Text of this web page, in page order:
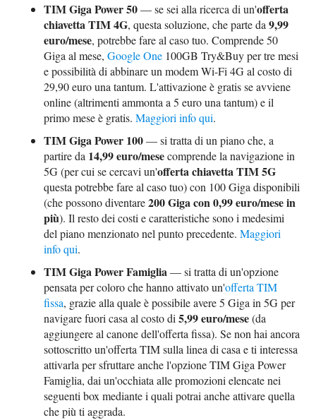
TIM Giga Power 50— se sei alla ricerca di un'offerta
chiavetta TIM 4G, questa soluzione, che parte da9,99
euro/mese, potrebbe fare al caso tuo. Comprende 50
Giga al mese,Google One 100GB Try&Buy per tre mesi
e possibilità di abbinare un modem Wi-Fi 4G al costo di
29,90 euro una tantum. L'attivazione è gratis se avviene
online (altrimenti ammonta a 5 euro una tantum) e il
primo mese è gratis.Maggiori info qui.
TIM Giga Power 100— si tratta di un piano che, a
partire da 14,99 euro/mesecomprende la navigazione in
5G (per cui se cercavi un'offerta chiavetta TIM 5G
questa potrebbe fare al caso tuo) con 100 Giga disponibili
(che possono diventare200 Giga con 0,99 euro/mese in
più). Il resto dei costi e caratteristiche sono i medesimi
del piano menzionato nel punto precedente.Maggiori
info qui.
TIM Giga Power Famiglia— si tratta di un'opzione
pensata per coloro che hanno attivato un'offerta TIM
fissa, grazie alla quale è possibile avere 5 Giga in 5G per
navigare fuori casa al costo di5,99 euro/mese(da
aggiungere al canone dell'offerta fissa). Se non hai ancora
sottoscritto un'offerta TIM sulla linea di casa e ti interessa
attivarla per sfruttare anche l'opzione TIM Giga Power
Famiglia, dai un'occhiata alle promozioni elencate nei
seguenti box mediante i quali potrai anche attivare quella
che più ti aggrada.